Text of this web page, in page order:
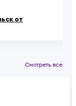
от
Смотреть все